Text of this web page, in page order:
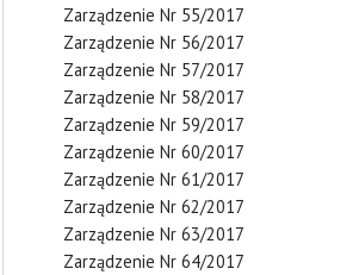
Zarządzenie Nr 55/2017
Zarządzenie Nr 56/2017
Zarządzenie Nr 57/2017
Zarządzenie Nr 58/2017
Zarządzenie Nr 59/2017
Zarządzenie Nr 60/2017
Zarządzenie Nr 61/2017
Zarządzenie Nr 62/2017
Zarządzenie Nr 63/2017
Zarządzenie Nr 64/2017